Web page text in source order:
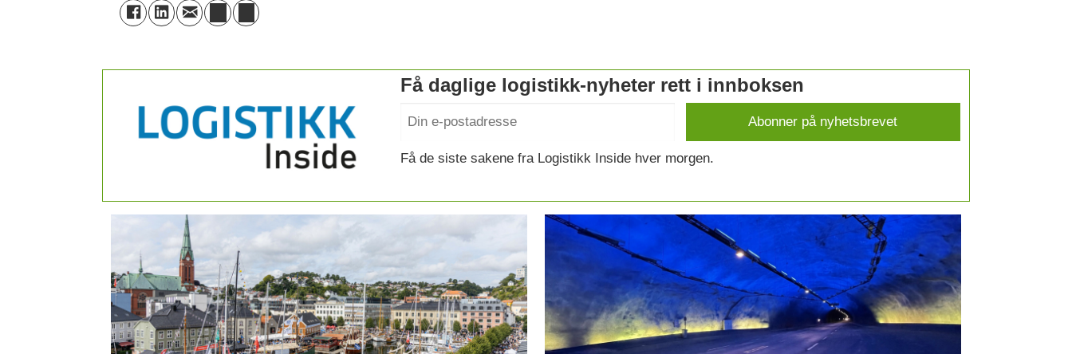
Få daglige logistikk-nyheter rett i innboksen
Få de siste sakene fra Logistikk Inside hver morgen.